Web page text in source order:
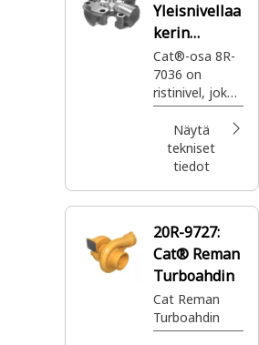
Yleisnivellaa
kerin
ristikko
Cat®-osa 8R-
7036 on
ristinivel, joka
välittää
pyörimisliikkee
n kahden
risteävän
Näytä
tekniset
tiedot
20R-9727:
Cat® Reman
Turboahdin
Cat Reman
Turboahdin